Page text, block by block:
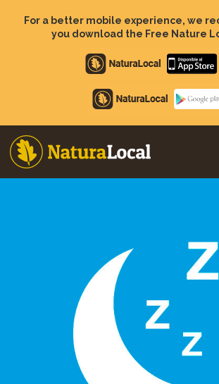
For a better mobile experience, we
you download the Free Nature
Apple
store
Google
Play